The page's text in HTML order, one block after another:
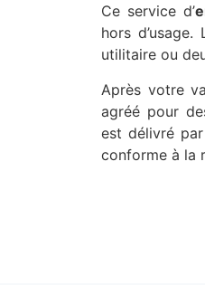
Ce service d’
hors
utilitaire ou
Après votre
agréé pour
est délivré
conforme à la